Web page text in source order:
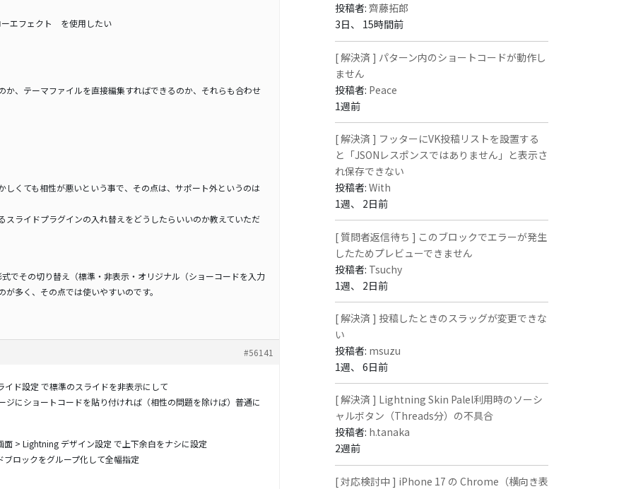
エフェクト を使用したい
か、テーマファイルを直接編集すればできるのか、それらも合わせ
しくても相性が悪いという事で、その点は、サポート外というのは
スライドプラグインの入れ替えをどうしたらいいのか教えていただ
でその切り替え（標準・非表示・オリジナル（ショーコードを入力
多く、その点では使いやすいのです。
#56141
ド設定 で標準のスライドを非表示にして
ジにショートコードを貼り付ければ（相性の問題を除けば）普通に
> Lightning デザイン設定 で上下余白をナシに設定
ロックをグループ化して全幅指定
投稿者:齊藤拓郎
3日、 15時間前
[ 解決済 ] パターン内のショートコードが動作し
ません
投稿者: Peace
1週前
[ 解決済 ] フッターにVK投稿リストを設置する
と「JSONレスポンスではありません」と表示さ
れ保存できない
投稿者:With
1週、 2日前
[ 質問者返信待ち ] このブロックでエラーが発生
したためプレビューできません
投稿者: Tsuchy
1週、 2日前
[ 解決済 ] 投稿したときのスラッグが変更できな
い
投稿者: msuzu
1週、 6日前
[ 解決済 ] Lightning Skin Palel利用時のソーシ
ャルボタン（Threads分）の不具合
投稿者: h.tanaka
2週前
[ 対応検討中 ] iPhone 17 の Chrome（横向き表